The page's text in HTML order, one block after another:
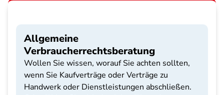
Allgemeine
Verbraucherrechtsberatung
Wollen Sie wissen, worauf Sie achten sollten,
wenn Sie Kaufverträge oder Verträge zu
Handwerk oder Dienstleistungen abschließen.